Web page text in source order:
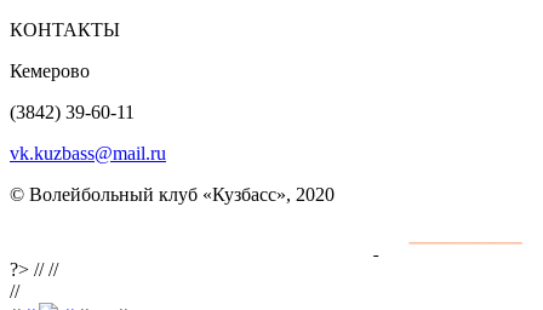
КОНТАКТЫ
Кемерово
(3842) 39-60-11
vk.kuzbass@mail.ru
© Волейбольный клуб «Кузбасс», 2020
?> ////
//